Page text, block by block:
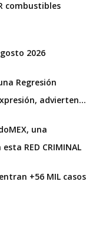
combustibles
2026
Regresión
advierten…
una
RED CRIMINAL
+56 MIL casos